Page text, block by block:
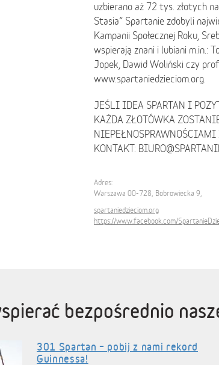
uzbierano aż 72 tys. złotych
Stasia” Spartanie zdobyli
Kampanii Społecznej Roku,
wspierają znani i lubiani m.in.:
Jopek, Dawid Woliński czy
www.spartaniedzieciom.org.
JEŚLI IDEA SPARTAN I
KAŻDA ZŁOTÓWKA
KONTAKT:
Adres:
Warszawa 00-728, Bobrowiecka 9,
spartaniedzieciom.org
https://www.facebook.com/
bezpośrednio
301 Spartan – pobij z nami rekord
Guinnessa!